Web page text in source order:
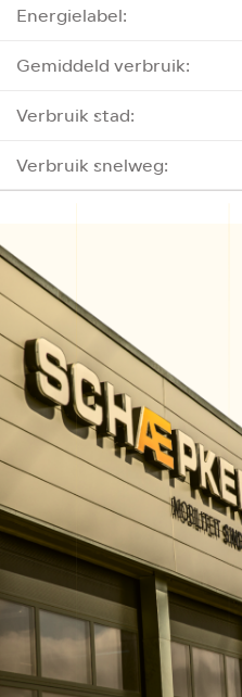
Energielabel:
Gemiddeld verbruik:
Verbruik stad:
Verbruik snelweg: